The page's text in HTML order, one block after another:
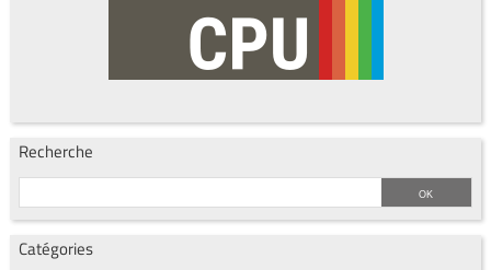
Recherche
Catégories